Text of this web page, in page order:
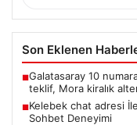
Son Eklenen
■Galatasaray 10
teklif, Mora kiralık
■Kelebek chat adresi
Sohbet Deneyimi